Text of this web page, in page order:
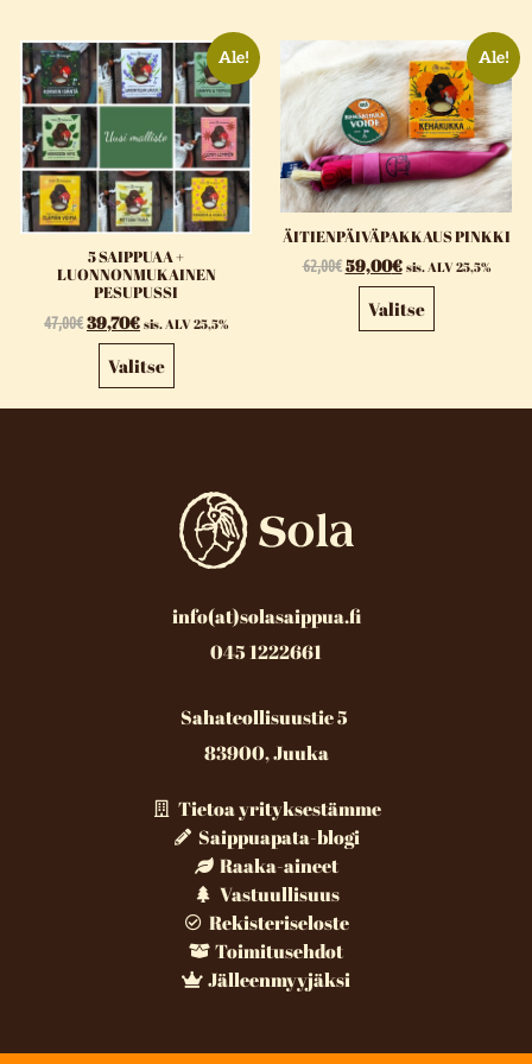
Ale!
5 SAIPPUAA +
LUONNONMUKAINEN
PESUPUSSI
47,00€39,70€ sis. ALV 25,5%
Valitse
Ale!
ÄITIENPÄIVÄPAKKAUS PINKKI
62,00€59,00€ sis. ALV 25,5%
Valitse
info(at)solasaippua.fi
045 1222661
Sahateollisuustie 5
83900, Juuka
Tietoa yrityksestämme
Saippuapata-blogi
Raaka-aineet
Vastuullisuus
Rekisteriseloste
Toimitusehdot
Jälleenmyyjäksi